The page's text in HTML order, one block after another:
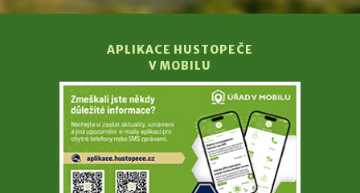
APLIKACE HUSTOPEČE
V MOBILU